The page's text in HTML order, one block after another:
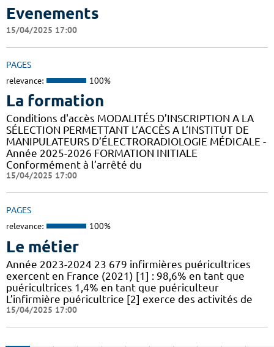
Evenements
15/04/2025 17:00
PAGES
relevance: 100%
La formation
Conditions d'accès MODALITÉS D’INSCRIPTION A LA
SÉLECTION PERMETTANT L’ACCÈS A L’INSTITUT DE
MANIPULATEURS D’ÉLECTRORADIOLOGIE MÉDICALE -
Année 2025-2026 FORMATION INITIALE
Conformément à l’arrêté du
15/04/2025 17:00
PAGES
relevance: 100%
Le métier
Année 2023-2024 23 679 infirmières puéricultrices
exercent en France (2021) [1] : 98,6% en tant que
puéricultrices 1,4% en tant que puériculteur
L’infirmière puéricultrice [2] exerce des activités de
15/04/2025 17:00